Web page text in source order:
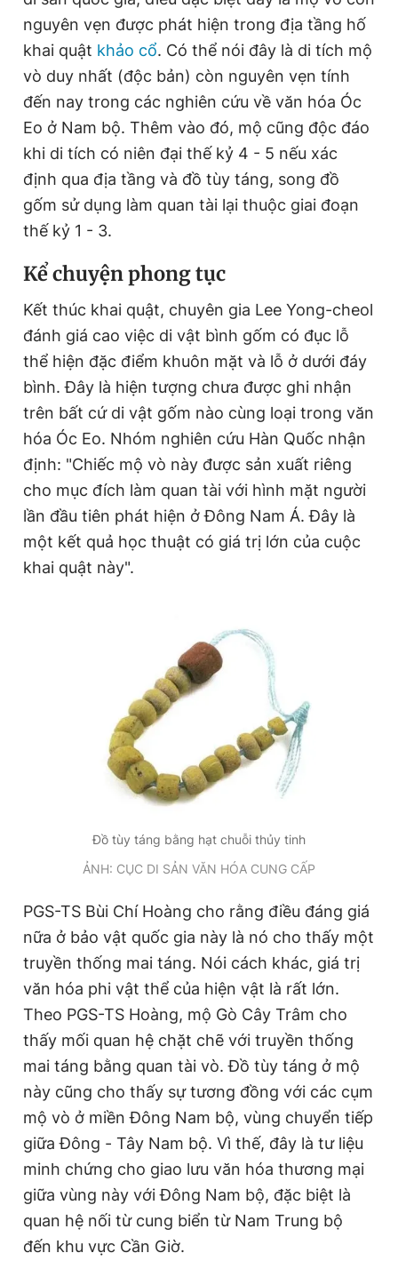
nguyên vẹn được phát hiện trong địa tầng hố
khai quật khảo cổ. Có thể nói đây là di tích mộ
vò duy nhất (độc bản) còn nguyên vẹn tính
đến nay trong các nghiên cứu về văn hóa Óc
Eo ở Nam bộ. Thêm vào đó, mộ cũng độc đáo
khi di tích có niên đại thế kỷ 4 - 5 nếu xác
định qua địa tầng và đồ tùy táng, song đồ
gốm sử dụng làm quan tài lại thuộc giai đoạn
thế kỷ 1 - 3.
Kể chuyện phong tục
Kết thúc khai quật, chuyên gia Lee Yong-cheol
đánh giá cao việc di vật bình gốm có đục lỗ
thể hiện đặc điểm khuôn mặt và lỗ ở dưới đáy
bình. Đây là hiện tượng chưa được ghi nhận
trên bất cứ di vật gốm nào cùng loại trong văn
hóa Óc Eo. Nhóm nghiên cứu Hàn Quốc nhận
định: "Chiếc mộ vò này được sản xuất riêng
cho mục đích làm quan tài với hình mặt người
lần đầu tiên phát hiện ở Đông Nam Á. Đây là
một kết quả học thuật có giá trị lớn của cuộc
khai quật này".
Đồ tùy táng bằng hạt chuỗi thủy tinh
ẢNH: CỤC DI SẢN VĂN HÓA CUNG CẤP
PGS-TS Bùi Chí Hoàng cho rằng điều đáng giá
nữa ở bảo vật quốc gia này là nó cho thấy một
truyền thống mai táng. Nói cách khác, giá trị
văn hóa phi vật thể của hiện vật là rất lớn.
Theo PGS-TS Hoàng, mộ Gò Cây Trâm cho
thấy mối quan hệ chặt chẽ với truyền thống
mai táng bằng quan tài vò. Đồ tùy táng ở mộ
này cũng cho thấy sự tương đồng với các cụm
mộ vò ở miền Đông Nam bộ, vùng chuyển tiếp
giữa Đông - Tây Nam bộ. Vì thế, đây là tư liệu
minh chứng cho giao lưu văn hóa thương mại
giữa vùng này với Đông Nam bộ, đặc biệt là
quan hệ nối từ cung biển từ Nam Trung bộ
đến khu vực Cần Giờ.